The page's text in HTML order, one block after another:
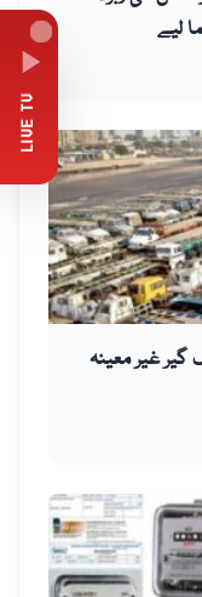
LIVE TV
گیر غیر معینہ